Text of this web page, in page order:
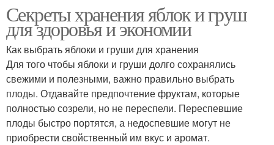
Секреты хранения яблок и груш
для здоровья и экономии
Как выбрать яблоки и груши для хранения
Для того чтобы яблоки и груши долго сохранялись
свежими и полезными, важно правильно выбрать
плоды. Отдавайте предпочтение фруктам, которые
полностью созрели, но не переспели. Переспевшие
плоды быстро портятся, а недоспевшие могут не
приобрести свойственный им вкус и аромат.